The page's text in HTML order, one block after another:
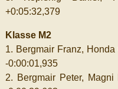
+0:05:32,379
Klasse M2
1. Bergmair Franz,
-0:00:01,935
2. Bergmair Peter,